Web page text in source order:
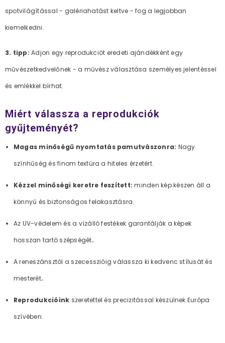
spotvilágítással - galériahatást keltve - fog a legjobban
kiemelkedni.
3. tipp: Adjon egy reprodukciót eredeti ajándékként egy
művészetkedvelőnek - a művész választása személyes jelentéssel
és emlékkel bírhat.
Miért válassza a reprodukciók
gyűjteményét?
Magas minőségű nyomtatás pamutvászonra: Nagy
színhűség és finom textúra a hiteles érzetért.
Kézzel minőségi keretre feszített: minden kép készen áll a
könnyű és biztonságos felakasztásra.
Az UV-védelem és a vízálló festékek garantálják a képek
hosszan tartó szépségét.
A reneszánsztól a szecesszióig válassza ki kedvenc stílusát és
mesterét.
Reprodukcióink szeretettel és precizitással készülnek Európa
szívében.